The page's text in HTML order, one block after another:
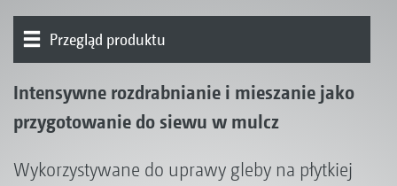
Przegląd produktu
Intensywne rozdrabnianie i mieszanie jako
przygotowanie do siewu w mulcz
Wykorzystywane do uprawy gleby na płytkiej